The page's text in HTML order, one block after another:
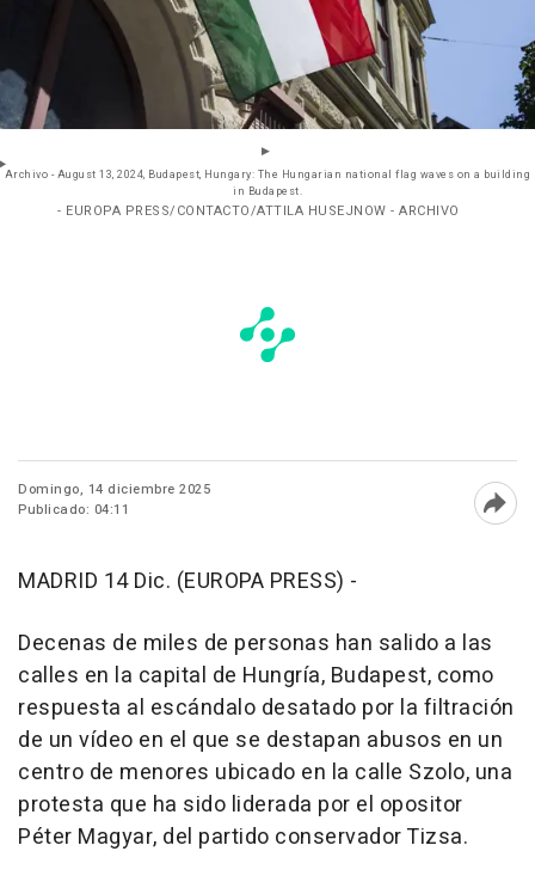
Archivo - August 13, 2024, Budapest, Hungary: The Hungarian national flag waves on a building
in Budapest.
- EUROPA PRESS/CONTACTO/ATTILA HUSEJNOW - ARCHIVO
Domingo, 14 diciembre 2025
Publicado: 04:11
MADRID 14 Dic. (EUROPA PRESS) -
Decenas de miles de personas han salido a las
calles en la capital de Hungría, Budapest, como
respuesta al escándalo desatado por la filtración
de un vídeo en el que se destapan abusos en un
centro de menores ubicado en la calle Szolo, una
protesta que ha sido liderada por el opositor
Péter Magyar, del partido conservador Tizsa.